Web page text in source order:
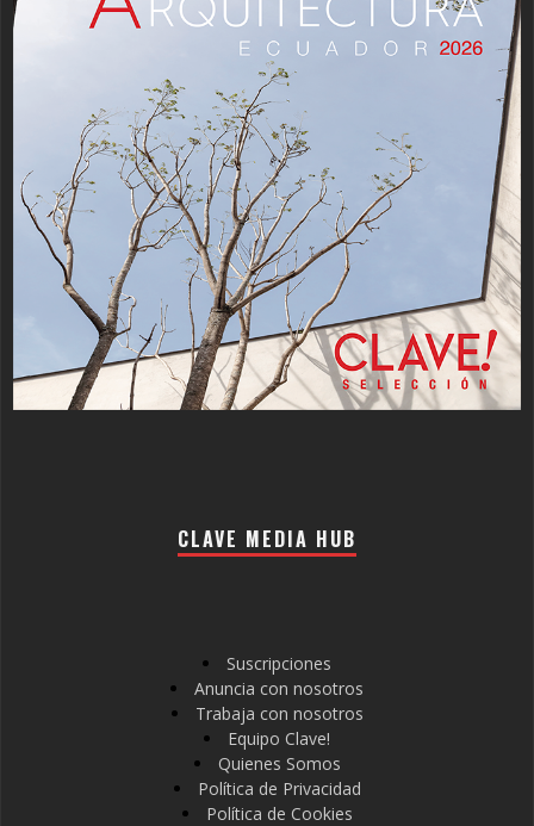
CLAVE MEDIA HUB
Suscripciones
Anuncia con nosotros
Trabaja con nosotros
Equipo Clave!
Quienes Somos
Política de Privacidad
Política de Cookies